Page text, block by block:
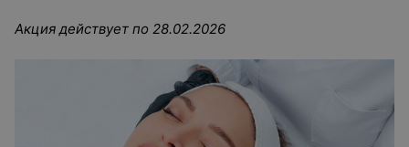
Акция действует по 28.02.2026